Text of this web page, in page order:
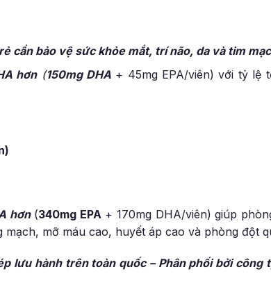
cần bảo vệ sức khỏe mắt, trí não, da và tim
hơn(150mg DHA+ 45mg EPA/viên) với tỷ lệ
hơn (340mg EPA + 170mg DHA/viên) giúp
mỡ máu cao, huyết áp cao và phòng đột
lưu hành trên toàn quốc – Phân phối bởi công